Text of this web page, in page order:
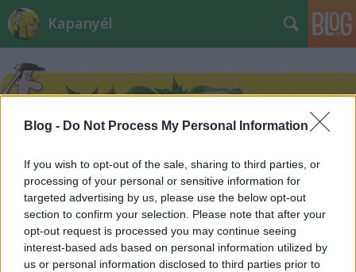
Blog - Do Not Process My Personal Information
If you wish to opt-out of the sale, sharing to third parties, or
processing of your personal or sensitive information for
targeted advertising by us, please use the below opt-out
section to confirm your selection. Please note that after your
opt-out request is processed you may continue seeing
interest-based ads based on personal information utilized by
us or personal information disclosed to third parties prior to
Kapanyél
Címkék»ásó
Téli nyélbabra
Czauner Péter•2014. január 04.